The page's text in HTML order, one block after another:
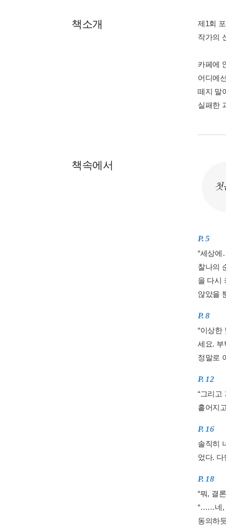
책소개
제1회
작가의
카페에
어디에
떼지 말
실패한
책속에서
첫
P. 5
“세상
찰나의
을 다시
않았을
P. 8
“이상한
세요. 부
정말로
P. 12
“그리고
흩어지
P. 16
솔직히
었다.
P. 18
“뭐, 결
“……네,
동의하